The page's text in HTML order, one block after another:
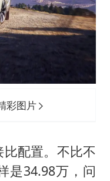
彩图片
配置。不比不
是34.98万，问